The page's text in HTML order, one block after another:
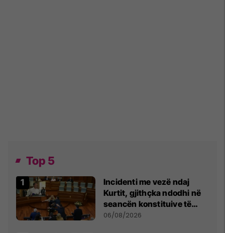
Top 5
Incidenti me vezë ndaj
Kurtit, gjithçka ndodhi në
seancën konstituive të
Kuvendit
06/08/2026